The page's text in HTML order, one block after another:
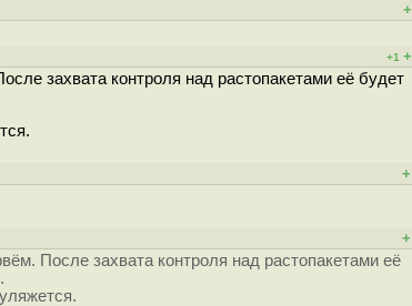
+
+1 +
захвата контроля над растопакетами её будет
+
+
После захвата контроля над растопакетами её